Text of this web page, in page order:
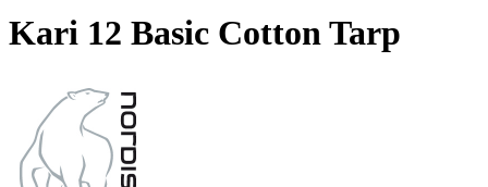
Kari 12 Basic Cotton Tarp